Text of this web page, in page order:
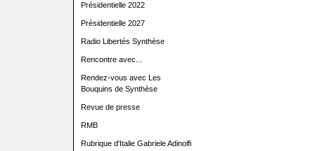
Présidentielle 2022
Présidentielle 2027
Radio Libertés Synthèse
Rencontre avec...
Rendez-vous avec Les
Bouquins de Synthèse
Revue de presse
RMB
Rubrique d'Italie Gabriele Adinolfi